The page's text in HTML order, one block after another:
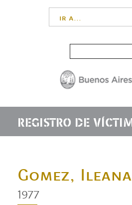
ir a...
REGISTRO DE
Gomez,
1977